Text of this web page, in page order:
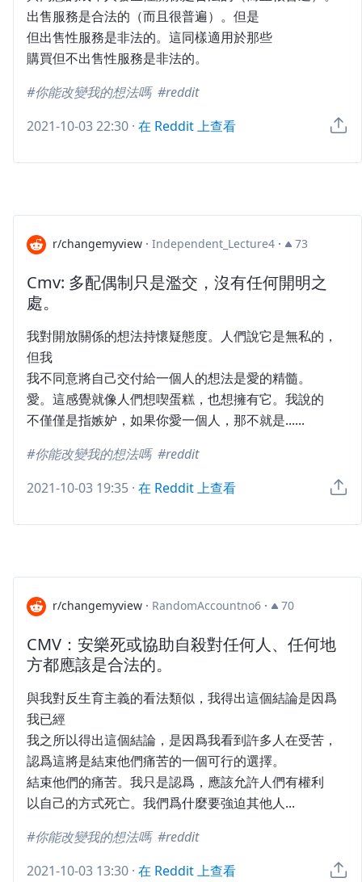
出售服務是合法的（而且很普遍）。但是
但出售性服務是非法的。這同樣適用於那些
購買但不出售性服務是非法的。
你能改變我的想法嗎
reddit
2021-10-03 22:30 · 在 Reddit 上查看
r/changemyview · Independent_Lecture4 · 73
Cmv: 多配偶制只是濫交，沒有任何開明之
處。
我對開放關係的想法持懷疑態度。人們說它是無私的，
但我
我不同意將自己交付給一個人的想法是愛的精髓。
愛。這感覺就像人們想喫蛋糕，也想擁有它。我說的
不僅僅是指嫉妒，如果你愛一個人，那不就是......
你能改變我的想法嗎
reddit
2021-10-03 19:35 · 在 Reddit 上查看
r/changemyview · RandomAccountno6 · 70
CMV：安樂死或協助自殺對任何人、任何地
方都應該是合法的。
與我對反生育主義的看法類似，我得出這個結論是因爲
我已經
我之所以得出這個結論，是因爲我看到許多人在受苦，
認爲這將是結束他們痛苦的一個可行的選擇。
結束他們的痛苦。我只是認爲，應該允許人們有權利
以自己的方式死亡。我們爲什麼要強迫其他人...
你能改變我的想法嗎
reddit
2021-10-03 13:30 · 在 Reddit 上查看